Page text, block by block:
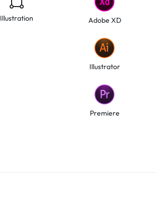
Illustration Adobe XD
Illustrator
Premiere